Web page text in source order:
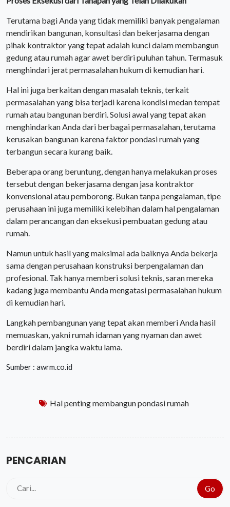
Terutama bagi Anda yang tidak memiliki banyak pengalaman
mendirikan bangunan, konsultasi dan bekerjasama dengan
pihak kontraktor yang tepat adalah kunci dalam membangun
gedung atau rumah agar awet berdiri puluhan tahun. Termasuk
menghindari jerat permasalahan hukum di kemudian hari.
Hal ini juga berkaitan dengan masalah teknis, terkait
permasalahan yang bisa terjadi karena kondisi medan tempat
rumah atau bangunan berdiri. Solusi awal yang tepat akan
menghindarkan Anda dari berbagai permasalahan, terutama
kerusakan bangunan karena faktor pondasi rumah yang
terbangun secara kurang baik.
Beberapa orang beruntung, dengan hanya melakukan proses
tersebut dengan bekerjasama dengan jasa kontraktor
konvensional atau pemborong. Bukan tanpa pengalaman, tipe
perusahaan ini juga memiliki kelebihan dalam hal pengalaman
dalam perancangan dan eksekusi pembuatan gedung atau
rumah.
Namun untuk hasil yang maksimal ada baiknya Anda bekerja
sama dengan perusahaan konstruksi berpengalaman dan
profesional. Tak hanya memberi solusi teknis, saran mereka
kadang juga membantu Anda mengatasi permasalahan hukum
di kemudian hari.
Langkah pembangunan yang tepat akan memberi Anda hasil
memuaskan, yakni rumah idaman yang nyaman dan awet
berdiri dalam jangka waktu lama.
Sumber : awrm.co.id
Hal penting membangun pondasi rumah
PENCARIAN
Go